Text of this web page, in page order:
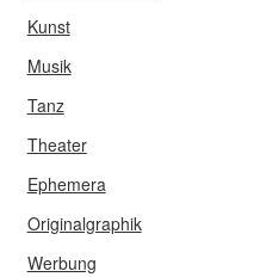
Kunst
Musik
Tanz
Theater
Ephemera
Originalgraphik
Werbung